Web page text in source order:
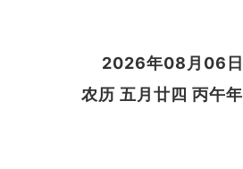
2026年08月06日
农历 五月廿四 丙午